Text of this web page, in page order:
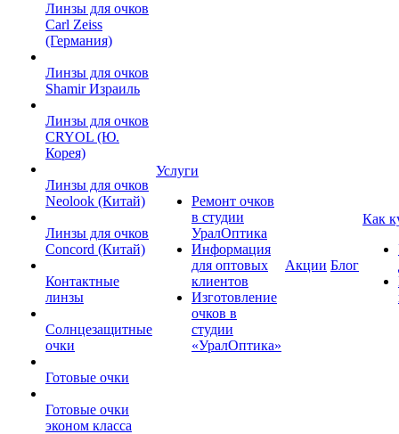
Линзы для очков
Carl Zeiss
(Германия)
Линзы для очков
Shamir Израиль
Линзы для очков
CRYOL (Ю.
Корея)
Линзы для очков
Neolook (Китай)
Линзы для очков
Concord (Китай)
Контактные
линзы
Солнцезащитные
очки
Готовые очки
Готовые очки
эконом класса
Услуги
Ремонт очков
в студии
УралОптика
Информация
для оптовых
клиентов
Изготовление
очков в
студии
«УралОптика»
Акции Блог
Как